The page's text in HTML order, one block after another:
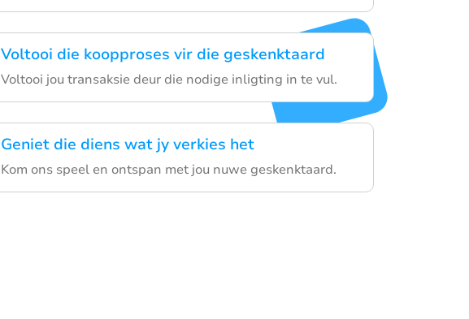
Voltooi die koopproses vir die geskenktaard
Voltooi jou transaksie deur die nodige inligting in te vul.
Geniet die diens wat jy verkies het
Kom ons speel en ontspan met jou nuwe geskenktaard.